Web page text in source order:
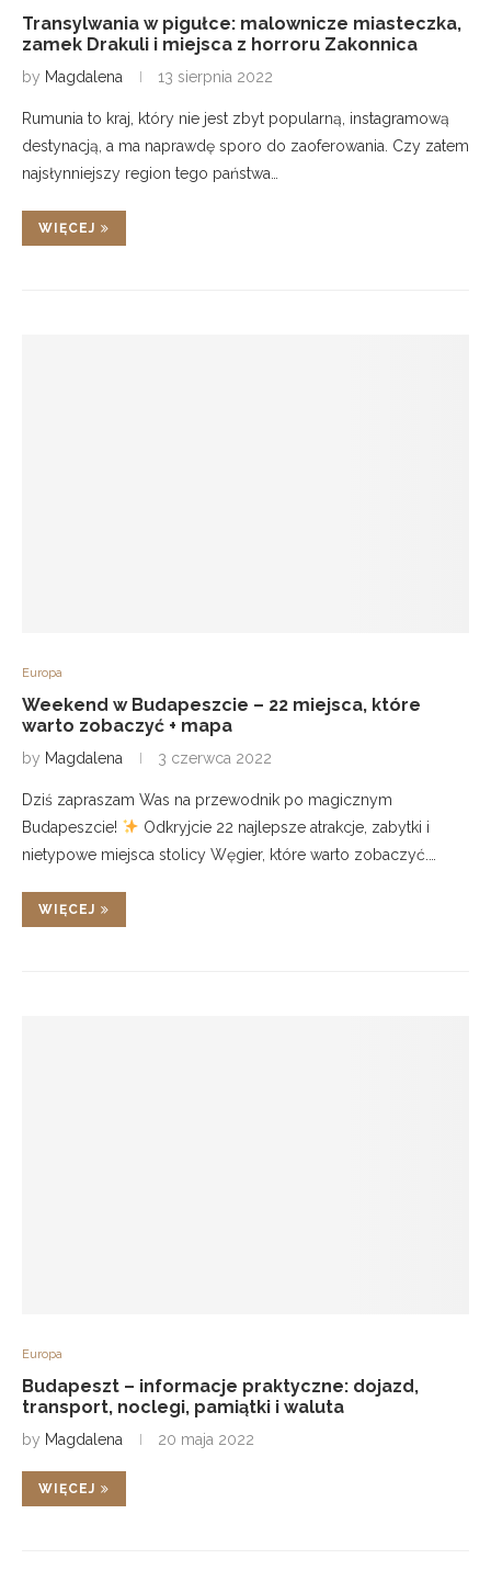
Transylwania w pigułce: malownicze miasteczka,
zamek Drakuli i miejsca z horroru Zakonnica
by Magdalena 13 sierpnia 2022
Rumunia to kraj, który nie jest zbyt popularną, instagramową
destynacją, a ma naprawdę sporo do zaoferowania. Czy zatem
najsłynniejszy region tego państwa…
WIĘCEJ
Europa
Weekend w Budapeszcie – 22 miejsca, które
warto zobaczyć + mapa
by Magdalena 3 czerwca 2022
Dziś zapraszam Was na przewodnik po magicznym
Budapeszcie!
Odkryjcie 22 najlepsze atrakcje, zabytki i
nietypowe miejsca stolicy Węgier, które warto zobaczyć.…
WIĘCEJ
Europa
Budapeszt – informacje praktyczne: dojazd,
transport, noclegi, pamiątki i waluta
by Magdalena 20 maja 2022
WIĘCEJ